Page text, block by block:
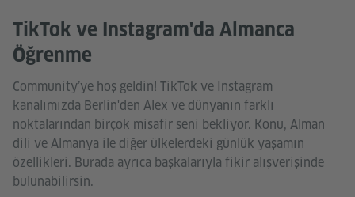
TikTok ve Instagram'da Almanca
Öğrenme
Community’ye hoş geldin! TikTok ve Instagram
kanalımızda Berlin'den Alex ve dünyanın farklı
noktalarından birçok misafir seni bekliyor. Konu, Alman
dili ve Almanya ile diğer ülkelerdeki günlük yaşamın
özellikleri. Burada ayrıca başkalarıyla fikir alışverişinde
bulunabilirsin.